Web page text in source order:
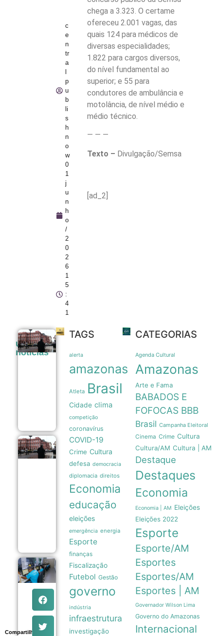
c
e
n
tr
a
p
u
b
li
s
h
n
o
w
0
1
j
u
n
h
o
/
2
0
2
6
1
5
:
4
1
chega a 3.323. O certame
ofereceu 2.001 vagas, das
quais 124 para médicos de
diversas especialidades;
1.822 para cargos diversos,
do nível fundamental ao
superior; e 55 para
condutores de ambulância e
motolância, de nível médio e
médio técnico.
— — —
Texto – Divulgação/Semsa
[ad_2]
Compartilhe
últimas
noticias
Pressão
memória
forçam
Milei sobre
venda de
terras a
estrangeiros
06/08
Pressão
popular
memória
das
Malvinas
forçam
recuar
sobre
venda
de terras
06/08
Sexta-feira
em Manaus
tem 639
vagas de
emprego
abertas
pelo Sine
com
orientações
TAGS
alerta
amazonas
Atleta Brasil
Cidade clima
competição
coronavírus
COVID-19
Crime Cultura
defesa democracia
diplomacia direitos
Economia
educação
eleições
emergência energia
Esporte
finanças
Fiscalização
Futebol Gestão
governo
indústria
infraestrutura
investigação
CATEGORIAS
Agenda Cultural
Amazonas
Arte e Fama
BABADOS E
FOFOCAS BBB
Brasil Campanha Eleitoral
Cinema Crime Cultura
Cultura/AM Cultura | AM
Destaque
Destaques
Economia
Economia | AM
Eleições
Eleições 2022
Esporte
Esporte/AM
Esportes
Esportes/AM
Esportes | AM
Governador Wilson Lima
Governo do Amazonas
Internacional